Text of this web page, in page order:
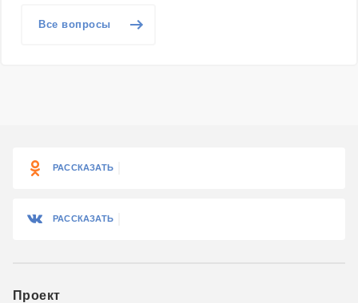
Все вопросы
РАССКАЗАТЬ
РАССКАЗАТЬ
Проект